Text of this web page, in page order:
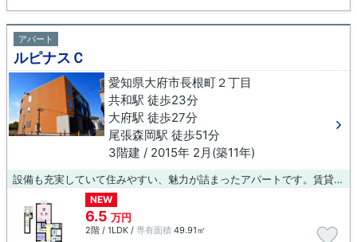
アパート
ルピナスＣ
愛知県大府市長根町２丁目
共和駅 徒歩23分
大府駅 徒歩27分
尾張森岡駅 徒歩51分
3階建 / 2015年 2月(築11年)
設備も充実していて住みやすい、魅力が詰まったアパートです。賃貸物件をお探しの方は、ぜひ当社にお任せ下さい。お客様のご希望に適した物件やニーズに合わせた物件のご紹介をいたします。お気軽にご連絡下さい。
NEW
6.5 万円
2階 / 1LDK / 専有面積 49.91㎡